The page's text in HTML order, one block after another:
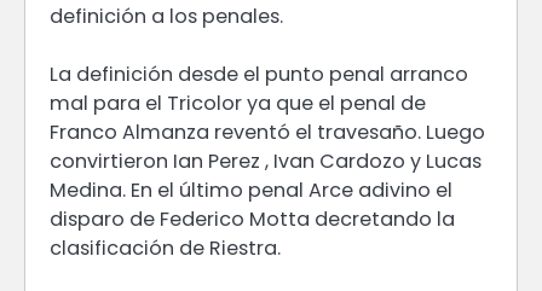
definición a los penales.
La definición desde el punto penal arranco
mal para el Tricolor ya que el penal de
Franco Almanza reventó el travesaño. Luego
convirtieron Ian Perez , Ivan Cardozo y Lucas
Medina. En el último penal Arce adivino el
disparo de Federico Motta decretando la
clasificación de Riestra.